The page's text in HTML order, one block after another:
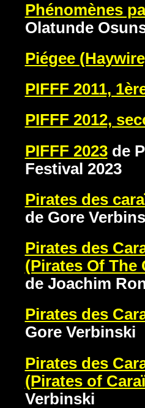
Phénomènes
Olatunde
Piégee
PIFFF 2011,
PIFFF 2012,
PIFFF 2023de
Festival 2023
Pirates des
de Gore
Pirates des
(Pirates Of The
de Joachim
Pirates des
Gore Verbinski
Pirates des
(Pirates of
Verbinski